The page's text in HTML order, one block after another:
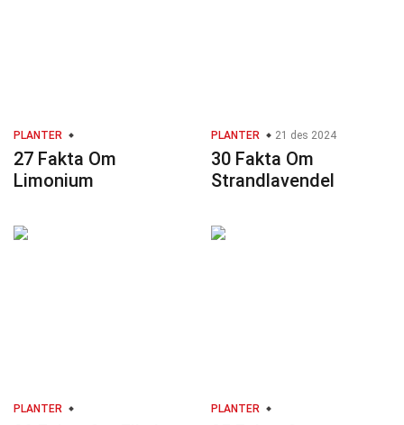
PLANTER
27 Fakta Om
Limonium
PLANTER 21 des 2024
30 Fakta Om
Strandlavendel
PLANTER PLANTER